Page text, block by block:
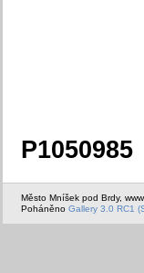
P1050985
Město Mníšek pod Brdy,
Poháněno Gallery 3.0 RC1